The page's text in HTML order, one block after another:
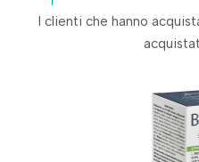
I clienti che hanno